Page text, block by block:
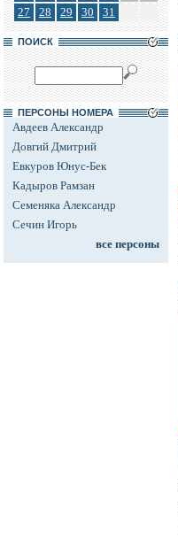
27
28 29 30 31
ПОИСК
ПЕРСОНЫ НОМЕРА
Авдеев Александр
Довгий Дмитрий
Евкуров Юнус-Бек
Кадыров Рамзан
Семеняка Александр
Сечин Игорь
все персоны